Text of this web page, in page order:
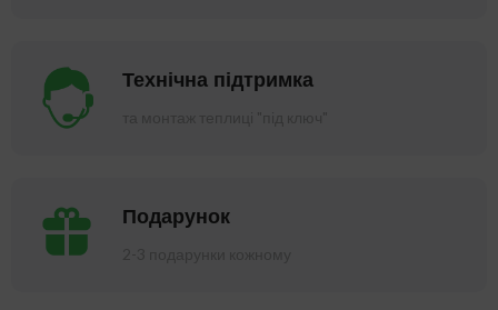
Технічна підтримка
Подарунок